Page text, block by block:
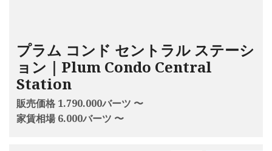
プラム コンド セントラル ステーシ
ョン｜Plum Condo Central
Station
販売価格 1.790.000バーツ 〜
家賃相場 6.000バーツ 〜